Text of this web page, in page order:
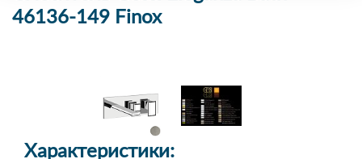
46136-149 Finox
Характеристики: